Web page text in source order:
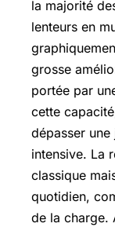
la majorité
lenteurs en
grosse
portée par
cette
dépasser une
intensive. La
classique
quotidien,
de la charge.